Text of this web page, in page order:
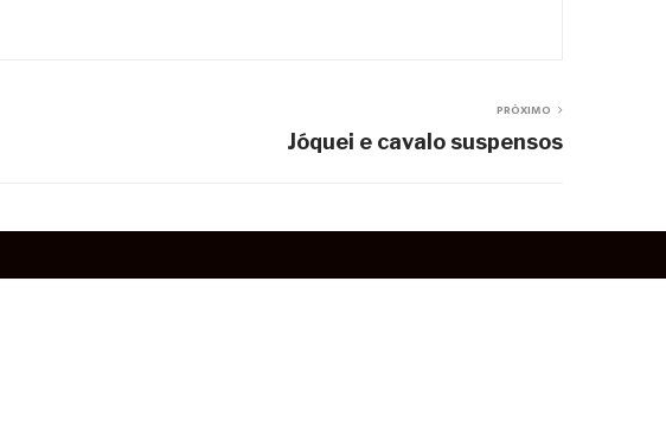
PRÓXIMO
Jóquei e cavalo suspensos